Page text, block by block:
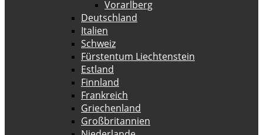
Vorarlberg
Deutschland
Italien
Schweiz
Fürstentum Liechtenstein
Estland
Finnland
Frankreich
Griechenland
Großbritannien